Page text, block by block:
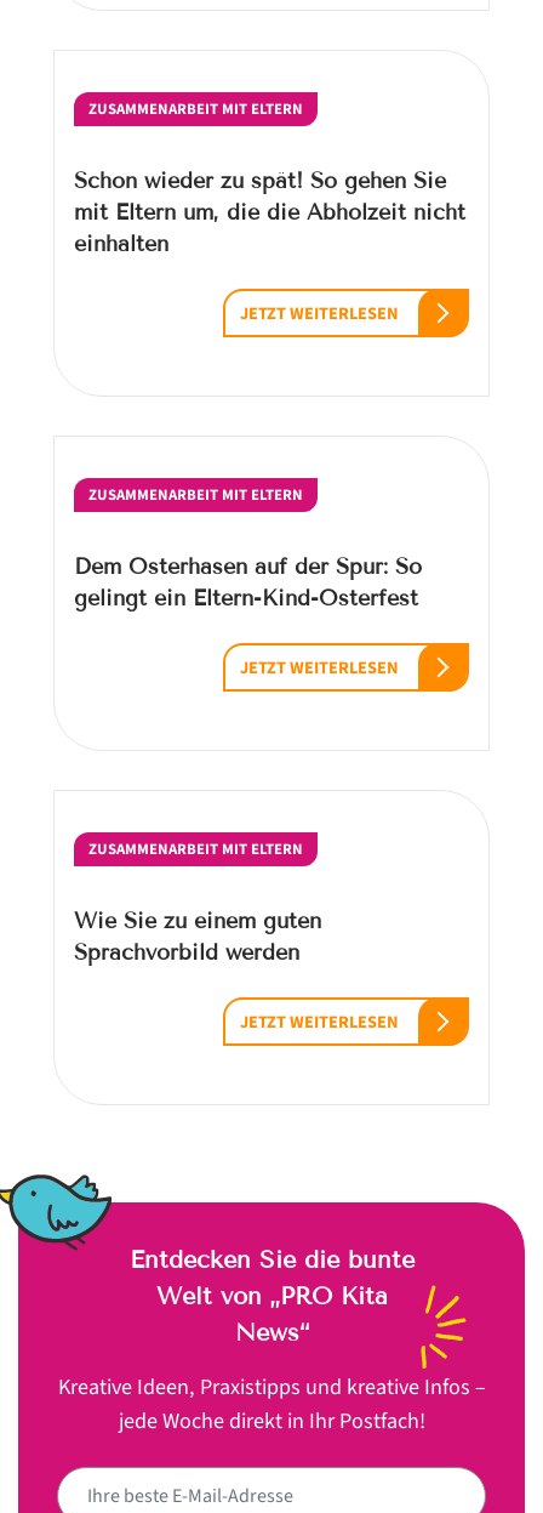
ZUSAMMENARBEIT MIT ELTERN
Schon wieder zu spät! So gehen Sie
mit Eltern um, die die Abholzeit nicht
einhalten
JETZT WEITERLESEN
ZUSAMMENARBEIT MIT ELTERN
Dem Osterhasen auf der Spur: So
gelingt ein Eltern-Kind-Osterfest
JETZT WEITERLESEN
ZUSAMMENARBEIT MIT ELTERN
Wie Sie zu einem guten
Sprachvorbild werden
JETZT WEITERLESEN
Entdecken Sie die bunte
Welt von „PRO Kita
News“
Kreative Ideen, Praxistipps und kreative Infos –
jede Woche direkt in Ihr Postfach!